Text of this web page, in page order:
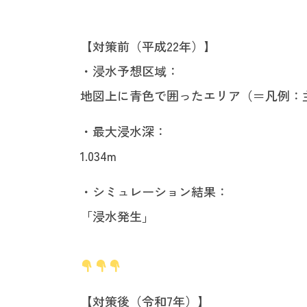
【対策前（平成22年）】
・浸水予想区域：
地図上に青色で囲ったエリア（＝凡例：
・最大浸水深：
1.034m
・シミュレーション結果：
「浸水発生」
【対策後（令和7年）】